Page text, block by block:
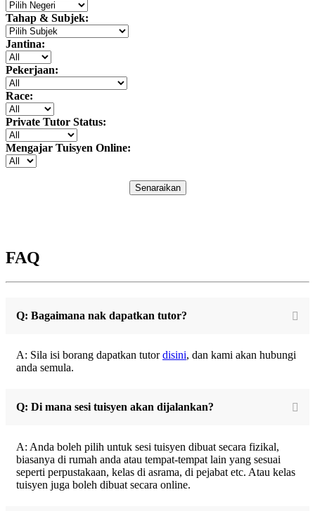
Tahap & Subjek:
Jantina:
Pekerjaan:
Race:
Private Tutor Status:
Mengajar Tuisyen Online:
Senaraikan
FAQ
Q: Bagaimana nak dapatkan tutor?
A: Sila isi borang dapatkan tutordisini, dan kami akan hubungi
anda semula.
Q: Di mana sesi tuisyen akan dijalankan?
A: Anda boleh pilih untuk sesi tuisyen dibuat secara fizikal,
biasanya di rumah anda atau tempat-tempat lain yang sesuai
seperti perpustakaan, kelas di asrama, di pejabat etc. Atau kelas
tuisyen juga boleh dibuat secara online.